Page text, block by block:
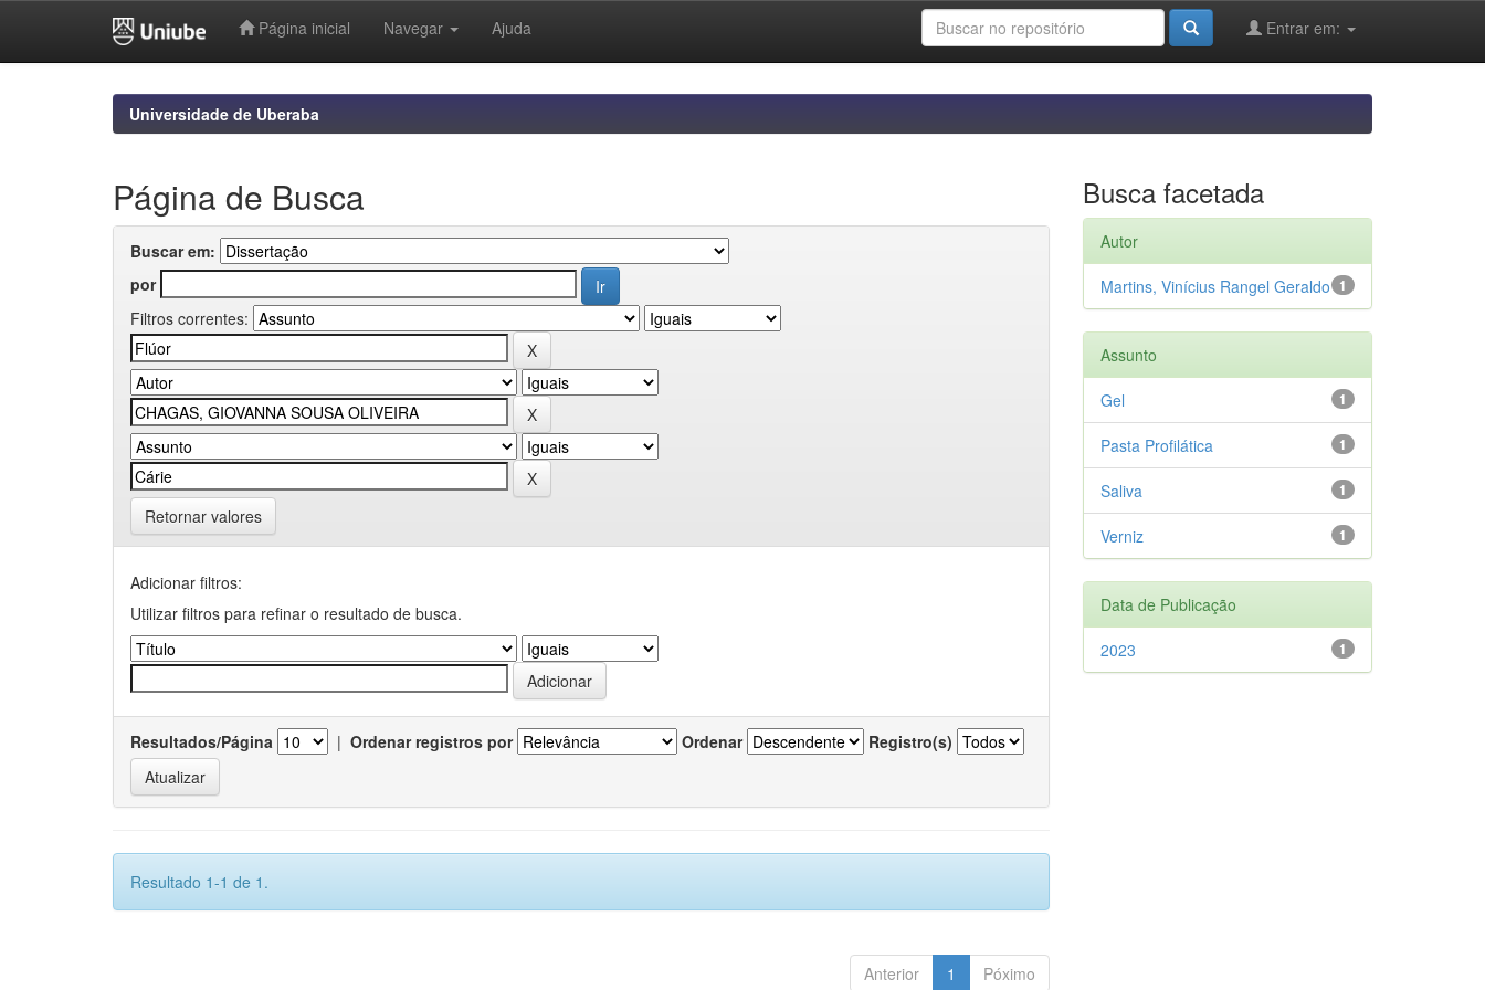
Página inicial Navegar Ajuda Entrar em:
Universidade de Uberaba
Página de Busca
Buscar em:
por
Filtros correntes:
Retornar valores
Adicionar filtros:
Utilizar filtros para refinar o resultado de busca.
Resultados/Página | Ordenar registros por Ordenar Registro(s)
Resultado 1-1 de 1.
Anterior 1 Póximo
Busca facetada
Autor
1
Martins, Vinícius Rangel Geraldo
Assunto
1
Gel
1
Pasta Profilática
1
Saliva
1
Verniz
Data de Publicação
1
2023